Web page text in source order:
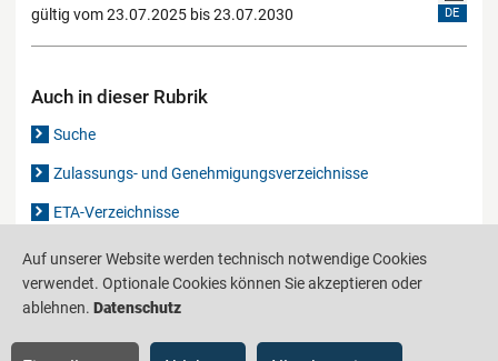
gültig vom 23.07.2025 bis 23.07.2030
DE
Auch in dieser Rubrik
Suche
Zulassungs- und Genehmigungsverzeichnisse
ETA-Verzeichnisse
Gutachten-Verzeichnis
Auf unserer Website werden technisch notwendige Cookies
verwendet. Optionale Cookies können Sie akzeptieren oder
ablehnen. Datenschutz